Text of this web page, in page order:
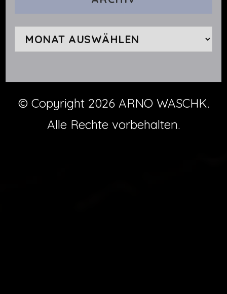
Archiv
© Copyright 2026 ARNO WASCHK.
Alle Rechte vorbehalten.